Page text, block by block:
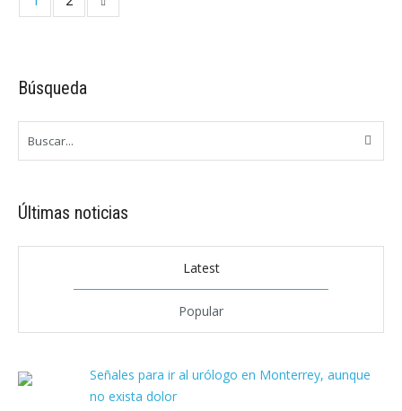
Búsqueda
Últimas noticias
Latest
Popular
Señales para ir al urólogo en Monterrey, aunque
no exista dolor